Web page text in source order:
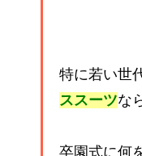
特に若い世
ススーツな
卒園式に何